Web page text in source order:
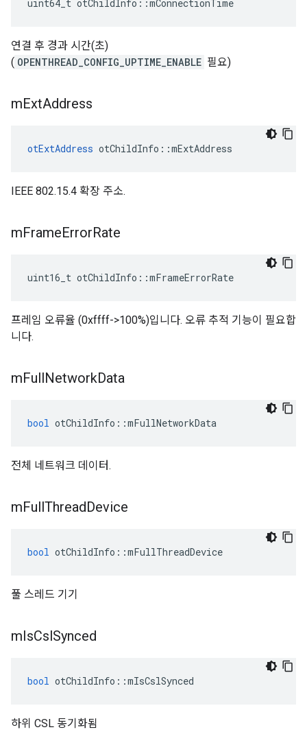
uint64_t otChildInfo ::mConnectionTime
연결 후 경과 시간(초)
( OPENTHREAD_CONFIG_UPTIME_ENABLE 필요)
mExtAddress
otExtAddress otChildInfo ::mExtAddress
IEEE 802.15.4 확장 주소.
mFrameErrorRate
uint16_t otChildInfo ::mFrameErrorRate
프레임 오류율 (0xffff->100%)입니다. 오류 추적 기능이 필요합
니다.
mFullNetworkData
bool otChildInfo ::mFullNetworkData
전체 네트워크 데이터.
mFullThreadDevice
bool otChildInfo ::mFullThreadDevice
풀 스레드 기기
mIsCslSynced
bool otChildInfo ::mIsCslSynced
하위 CSL 동기화됨